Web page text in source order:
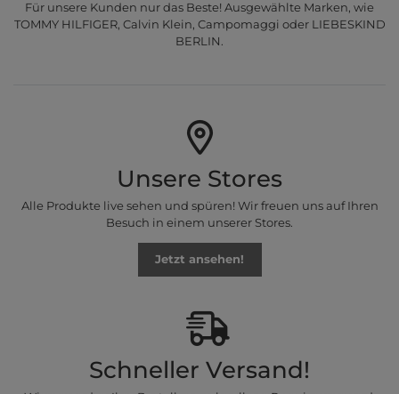
Für unsere Kunden nur das Beste! Ausgewählte Marken, wie
TOMMY HILFIGER, Calvin Klein, Campomaggi oder LIEBESKIND
BERLIN.
Unsere Stores
Alle Produkte live sehen und spüren! Wir freuen uns auf Ihren
Besuch in einem unserer Stores.
Jetzt ansehen!
Schneller Versand!